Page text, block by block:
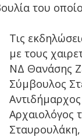
του
Τις
με τους
ΝΔ Θανάσης
Σύμβουλος
Αρχαιολόγος